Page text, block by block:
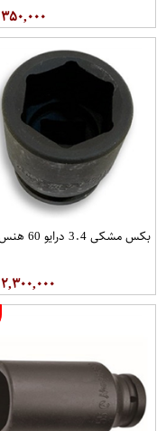
۳۵۰,۰۰۰
بکس مشکی 3.4 درایو 60 هنس
۲,۳۰۰,۰۰۰